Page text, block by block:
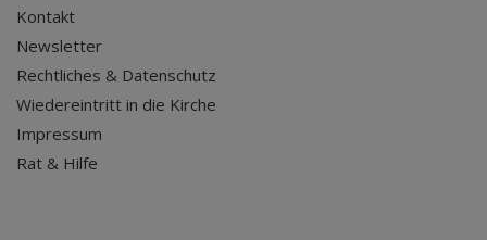
Kontakt
Newsletter
Rechtliches & Datenschutz
Wiedereintritt in die Kirche
Impressum
Rat & Hilfe